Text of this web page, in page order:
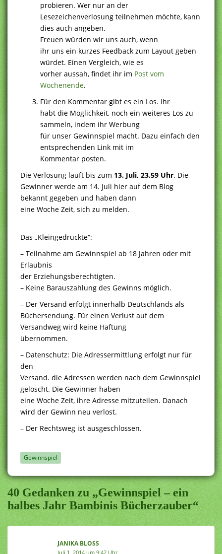
probieren. Wer nur an der
Lesezeichenverlosung teilnehmen möchte, kann
dies auch angeben.
Freuen würden wir uns auch, wenn
ihr uns ein kurzes Feedback zum Layout geben
würdet. Einen Vergleich, wie es
vorher aussah, findet ihr im Post vom
Wochenende.
Für den Kommentar gibt es ein Los. Ihr
habt die Möglichkeit, noch ein weiteres Los zu
sammeln, indem ihr Werbung
für unser Gewinnspiel macht. Dazu einfach den
entsprechenden Link mit im
Kommentar posten.
Die Verlosung läuft bis zum 13. Juli, 23.59 Uhr. Die
Gewinner werde am 14. Juli hier auf dem Blog
bekannt gegeben und haben dann
eine Woche Zeit, sich zu melden.
Das „Kleingedruckte“:
– Teilnahme am Gewinnspiel ab 18 Jahren oder mit
Erlaubnis
der Erziehungsberechtigten.
– Keine Barauszahlung des Gewinns möglich.
– Der Versand erfolgt innerhalb Deutschlands als
Büchersendung. Für einen Verlust auf dem
Versandweg wird keine Haftung
übernommen.
– Datenschutz: Die Adressermittlung erfolgt nur für
den
Versand. die Adressen werden nach dem Gewinnspiel
gelöscht. Die Gewinner haben
eine Woche Zeit, ihre Adresse mitzuteilen. Danach
wird der Gewinn neu verlost.
– Der Rechtsweg ist ausgeschlossen.
Gewinnspiel
40 Gedanken zu „Gewinnspiel – ein
halbes Jahr Bambinis Bücherzauber“
JANIKA BLOSS
Juli 1, 2014 um 9:42 Uhr